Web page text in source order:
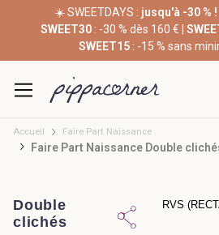
☀️ SWEETDAYS : jusqu'à -30 % !
SWEET30: -30 % dès 160 € |
SWEET15 : -15 % sans
Accueil Faire Part Naissance
Faire Part Naissance Double
Double
clichés
RVS